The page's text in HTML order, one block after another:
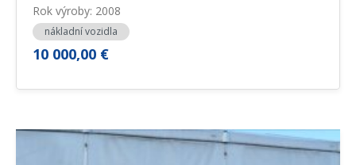
Rok výroby: 2008
nákladní vozidla
10 000,00 €